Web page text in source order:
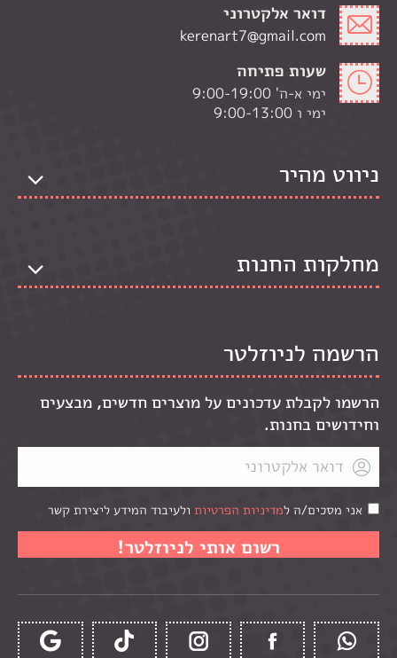
דואר אלקטרוני
kerenart7@gmail.com
שעות פתיחה
ימי א-ה' 9:00-19:00
ימי ו 9:00-13:00
ניווט מהיר
מחלקות החנות
הרשמה לניוזלטר
הרשמו לקבלת עדכונים על מוצרים חדשים, מבצעים
וחידושים בחנות.
אני מסכים/ה למדיניות הפרטיות ולעיבוד המידע ליצירת קשר